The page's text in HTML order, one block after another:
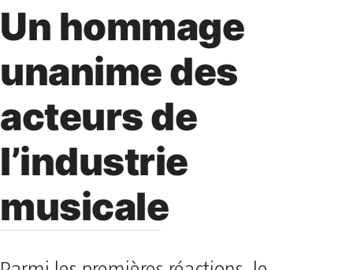
Un hommage
unanime des
acteurs de
l’industrie
musicale